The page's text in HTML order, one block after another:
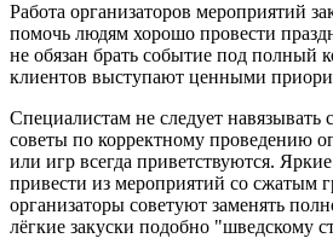
Работа организаторов мероприятий
помочь людям хорошо провести
не обязан брать событие под полный
клиентов выступают ценными
Специалистам не следует навязывать
советы по корректному проведению
или игр всегда приветствуются.
привести из мероприятий со сжатым
организаторы советуют заменять
лёгкие закуски подобно "шведскому